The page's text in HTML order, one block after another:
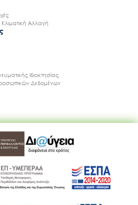
Αλλαγή
Ιδιοκτησίας
Δεδομένων